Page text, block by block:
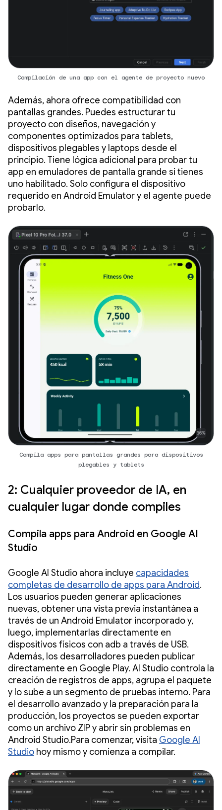
Compilación de una app con el agente de proyecto nuevo
Además, ahora ofrece compatibilidad con
pantallas grandes. Puedes estructurar tu
proyecto con diseños, navegación y
componentes optimizados para tablets,
dispositivos plegables y laptops desde el
principio. Tiene lógica adicional para probar tu
app en emuladores de pantalla grande si tienes
uno habilitado. Solo configura el dispositivo
requerido en Android Emulator y el agente puede
probarlo.
Compila apps para pantallas grandes para dispositivos
plegables y tablets
2: Cualquier proveedor de IA, en
cualquier lugar donde compiles
Compila apps para Android en Google AI
Studio
Google AI Studio ahora incluye capacidades
completas de desarrollo de apps para Android.
Los usuarios pueden generar aplicaciones
nuevas, obtener una vista previa instantánea a
través de un Android Emulator incorporado y,
luego, implementarlas directamente en
dispositivos físicos con adb a través de USB.
Además, los desarrolladores pueden publicar
directamente en Google Play. AI Studio controla la
creación de registros de apps, agrupa el paquete
y lo sube a un segmento de pruebas interno. Para
el desarrollo avanzado y la preparación para la
producción, los proyectos se pueden exportar
como un archivo ZIP y abrir sin problemas en
Android Studio.Para comenzar, visita Google AI
Studio hoy mismo y comienza a compilar.